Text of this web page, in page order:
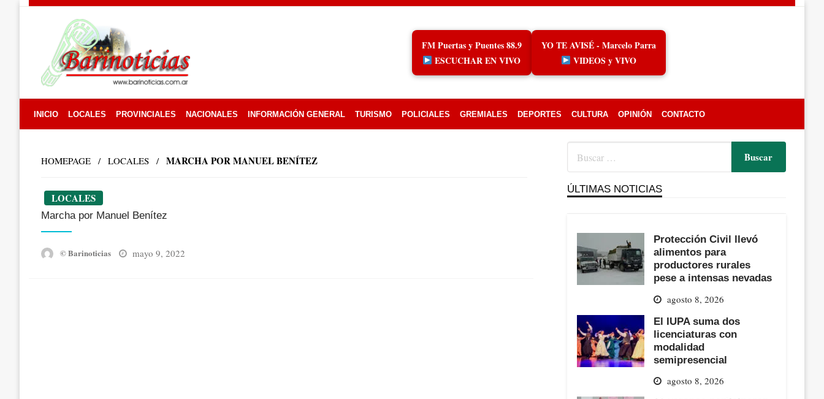
FM Puertas y Puentes 88.9
ESCUCHAR EN VIVO
YO TE AVISÉ - Marcelo Parra
VIDEOS y VIVO
INICIO LOCALES PROVINCIALES NACIONALES INFORMACIÓN GENERAL TURISMO POLICIALES GREMIALES DEPORTES CULTURA OPINIÓN CONTACTO
HOMEPAGE LOCALES MARCHA POR MANUEL BENÍTEZ
LOCALES
Marcha por Manuel Benítez
© Barinoticias
Posted
mayo 9, 2022
ÚLTIMAS NOTICIAS
Protección Civil llevó
alimentos para
productores rurales
pese a intensas nevadas
agosto 8, 2026
El IUPA suma dos
licenciaturas con
modalidad
semipresencial
agosto 8, 2026